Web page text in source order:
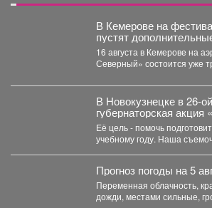
В Кемерове на
пустят
16 августа в Кемерове на
Северный» состоится уже
аэродрома...
В Новокузнецке в 26-
губернаторская акция
каждому школьнику».
Её цель - помочь
учебному году. Наша
Прогноз
Переменная облачность,
дожди, местами сильные,